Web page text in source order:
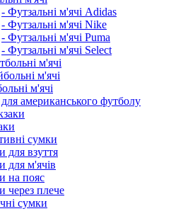
- Футзальні м'ячі Adidas
- Футзальні м'ячі Nike
- Футзальні м'ячі Puma
- Футзальні м'ячі Select
м'ячі
м'ячі
м'ячі
американського футболу
сумки
для взуття
для м'ячів
на пояс
через плече
сумки